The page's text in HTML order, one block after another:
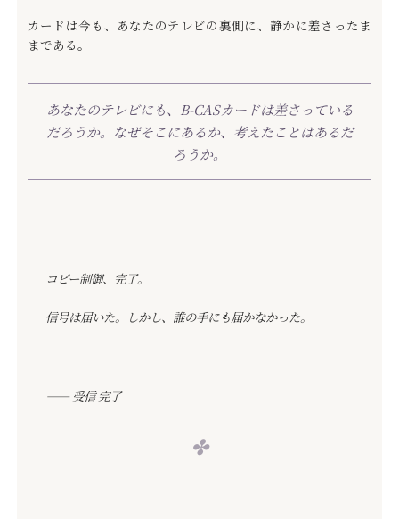
カードは今も、あなたのテレビの裏側に、静かに差さったま
まである。
あなたのテレビにも、B-CASカードは差さっている
だろうか。なぜそこにあるか、考えたことはあるだ
ろうか。
コピー制御、完了。
信号は届いた。しかし、誰の手にも届かなかった。
―― 受信 完了